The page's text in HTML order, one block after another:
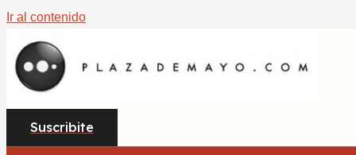
Ir al contenido
Suscribite